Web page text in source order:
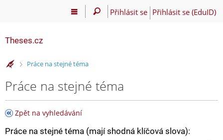
Přihlásit se Přihlásit se (EduID)
Theses.cz
>Práce na stejné téma
Práce na stejné téma
Zpět na vyhledávání
Práce na stejné téma (mají shodná klíčová slova):